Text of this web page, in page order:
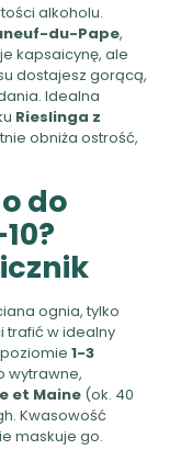
alkoholu.
du-Pape,
kapsaicynę, ale
dostajesz gorącą,
Idealna
Rieslinga z
obniża ostrość,
do
ognia, tylko
trafić w idealny
1-3
wytrawne,
et Maine(ok. 40
Kwasowość
maskuje go.